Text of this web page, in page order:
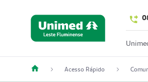
Acesso Rápido